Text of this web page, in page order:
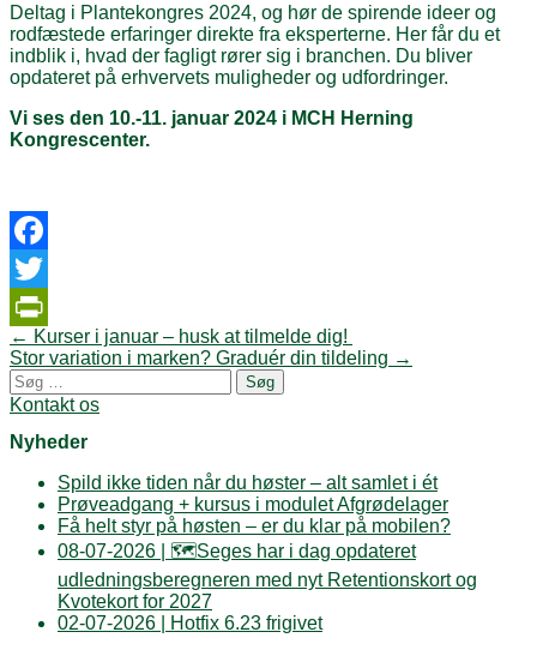
Deltag i Plantekongres 2024, og hør de spirende ideer og
rodfæstede erfaringer direkte fra eksperterne. Her får du et
indblik i, hvad der fagligt rører sig i branchen. Du bliver
opdateret på erhvervets muligheder og udfordringer.
Vi ses den 10.-11. januar 2024 i MCH Herning
Kongrescenter.
Facebook
Twitter
PrintFriendly
Post
navigation
← Kurser i januar – husk at tilmelde dig!
Stor variation i marken? Graduér din tildeling →
Søg
efter:
Kontakt os
Nyheder
Spild ikke tiden når du høster – alt samlet i ét
Prøveadgang + kursus i modulet Afgrødelager
Få helt styr på høsten – er du klar på mobilen?
08-07-2026 | 🗺️Seges har i dag opdateret
udledningsberegneren med nyt Retentionskort og
Kvotekort for 2027
02-07-2026 | Hotfix 6.23 frigivet